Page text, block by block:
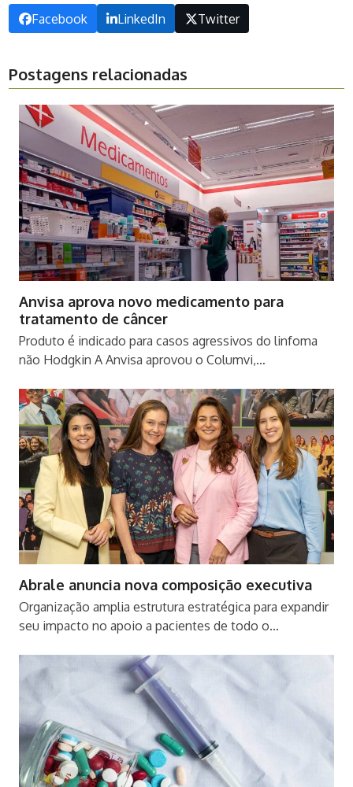
Facebook LinkedIn Twitter
Postagens relacionadas
Anvisa aprova novo medicamento para
tratamento de câncer
Produto é indicado para casos agressivos do linfoma
não Hodgkin A Anvisa aprovou o Columvi,…
Abrale anuncia nova composição executiva
Organização amplia estrutura estratégica para expandir
seu impacto no apoio a pacientes de todo o…